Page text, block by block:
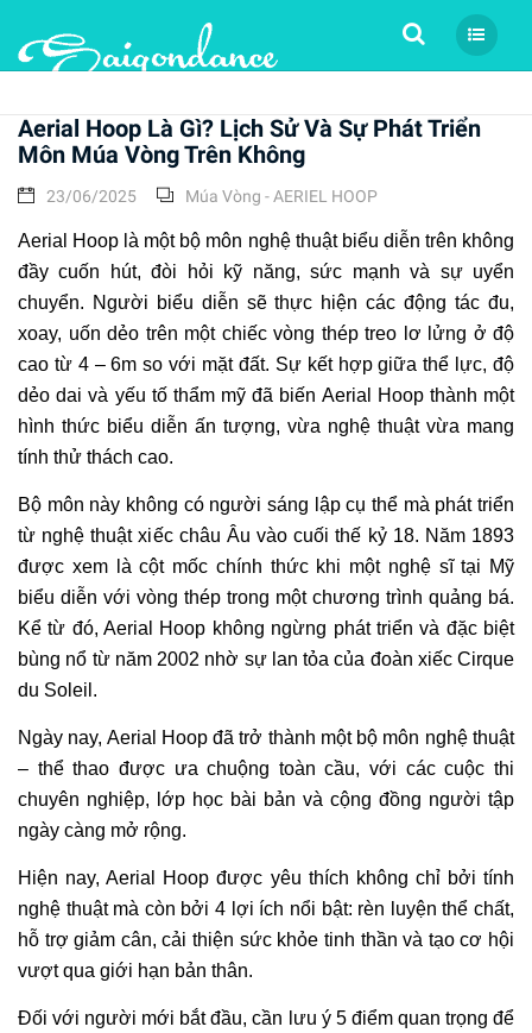
Tìm kiếm
Aerial Hoop Là Gì? Lịch Sử Và Sự Phát Triển
Môn Múa Vòng Trên Không
23/06/2025 Múa Vòng - AERIEL HOOP
Aerial Hoop là một bộ môn nghệ thuật biểu diễn trên không
đầy cuốn hút, đòi hỏi kỹ năng, sức mạnh và sự uyển
chuyển. Người biểu diễn sẽ thực hiện các động tác đu,
xoay, uốn dẻo trên một chiếc vòng thép treo lơ lửng ở độ
cao từ 4 – 6m so với mặt đất. Sự kết hợp giữa thể lực, độ
dẻo dai và yếu tố thẩm mỹ đã biến Aerial Hoop thành một
hình thức biểu diễn ấn tượng, vừa nghệ thuật vừa mang
tính thử thách cao.
Bộ môn này không có người sáng lập cụ thể mà phát triển
từ nghệ thuật xiếc châu Âu vào cuối thế kỷ 18. Năm 1893
được xem là cột mốc chính thức khi một nghệ sĩ tại Mỹ
biểu diễn với vòng thép trong một chương trình quảng bá.
Kể từ đó, Aerial Hoop không ngừng phát triển và đặc biệt
bùng nổ từ năm 2002 nhờ sự lan tỏa của đoàn xiếc Cirque
du Soleil.
Ngày nay, Aerial Hoop đã trở thành một bộ môn nghệ thuật
– thể thao được ưa chuộng toàn cầu, với các cuộc thi
chuyên nghiệp, lớp học bài bản và cộng đồng người tập
ngày càng mở rộng.
Hiện nay, Aerial Hoop được yêu thích không chỉ bởi tính
nghệ thuật mà còn bởi 4 lợi ích nổi bật: rèn luyện thể chất,
hỗ trợ giảm cân, cải thiện sức khỏe tinh thần và tạo cơ hội
vượt qua giới hạn bản thân.
Đối với người mới bắt đầu, cần lưu ý 5 điểm quan trọng để